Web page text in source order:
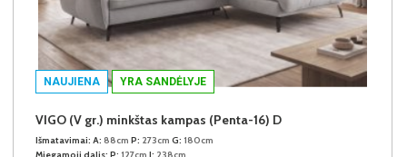
NAUJIENA YRA SANDĖLYJE
VIGO (V gr.) minkštas kampas (Penta-16) D
Išmatavimai: A: 88cm P: 273cm G: 180cm